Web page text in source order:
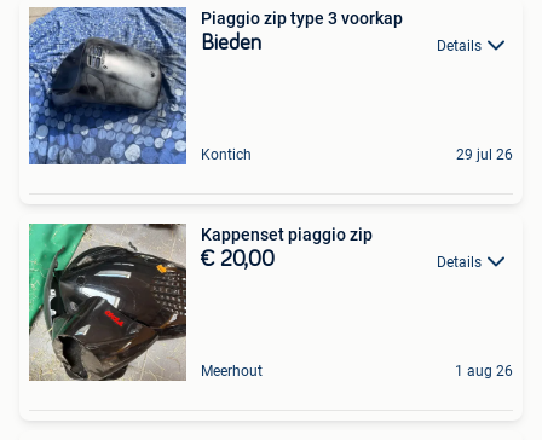
Piaggio zip type 3 voorkap
Bieden Details
Kontich 29 jul 26
Kappenset piaggio zip
€ 20,00 Details
Meerhout 1 aug 26